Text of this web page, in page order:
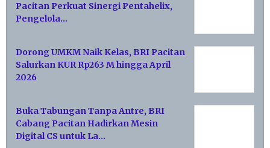
Pacitan Perkuat Sinergi Pentahelix,
Pengelola…
Dorong UMKM Naik Kelas, BRI Pacitan
Salurkan KUR Rp263 M hingga April
2026
Buka Tabungan Tanpa Antre, BRI
Cabang Pacitan Hadirkan Mesin
Digital CS untuk La…